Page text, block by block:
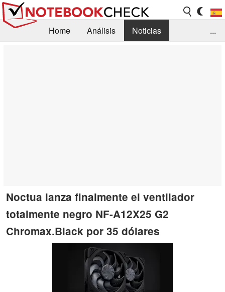
Home Análisis
Noticias
...
Noctua lanza finalmente el ventilador
totalmente negro NF-A12X25 G2
Chromax.Black por 35 dólares